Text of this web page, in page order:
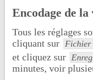
Encodage de la
Tous les réglages
cliquant sur Fichier
et cliquez sur
minutes, voir